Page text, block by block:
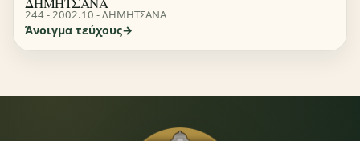
244 - 2002.10 - ΔΗΜΗΤΣΑΝΑ
Άνοιγμα τεύχους